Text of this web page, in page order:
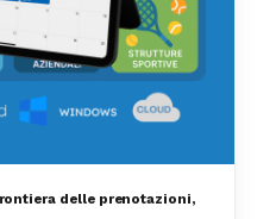
delle prenotazioni,